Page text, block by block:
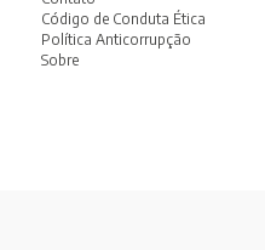
Código de Conduta Ética
Política Anticorrupção
Sobre